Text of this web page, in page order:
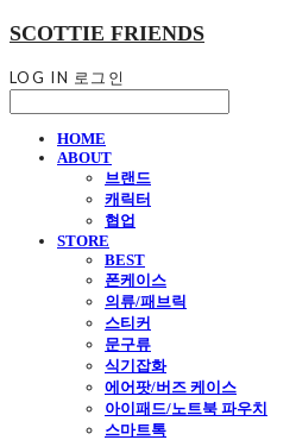
SCOTTIE FRIENDS
LOG IN 로그인
HOME
ABOUT
브랜드
캐릭터
협업
STORE
BEST
폰케이스
의류/패브릭
스티커
문구류
식기잡화
에어팟/버즈 케이스
아이패드/노트북 파우치
스마트톡